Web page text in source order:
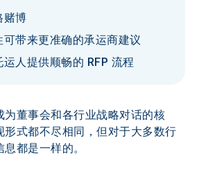
赌博
可带来更准确的承运商建议
人提供顺畅的 RFP 流程
为董事会和各行业战略对话的核
形式都不尽相同，但对于大多数行
都是一样的。